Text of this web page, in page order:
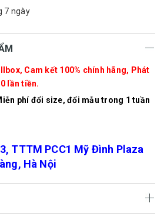
7 ngày
Cam kết 100% chính hãng, Phát
lần tiền.
phí đổi size, đổi mẫu trong 1 tuần
TTTM PCC1 Mỹ Đình Plaza
Hà Nội